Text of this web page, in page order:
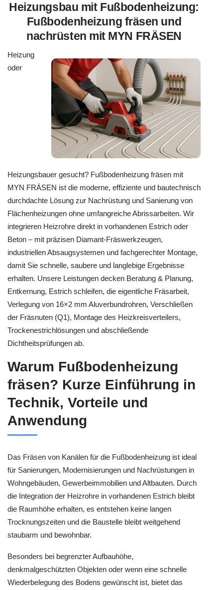
Heizungsbau mit Fußbodenheizung:
Fußbodenheizung fräsen und
nachrüsten mit MYN FRÄSEN
Heizung
oder
Heizungsbauer gesucht? Fußbodenheizung fräsen mit
MYN FRÄSEN ist die moderne, effiziente und bautechnisch
durchdachte Lösung zur Nachrüstung und Sanierung von
Flächenheizungen ohne umfangreiche Abrissarbeiten. Wir
integrieren Heizrohre direkt in vorhandenen Estrich oder
Beton – mit präzisen Diamant-Fräswerkzeugen,
industriellen Absaugsystemen und fachgerechter Montage,
damit Sie schnelle, saubere und langlebige Ergebnisse
erhalten. Unsere Leistungen decken Beratung & Planung,
Entkernung, Estrich schleifen, die eigentliche Fräsarbeit,
Verlegung von 16×2 mm Aluverbundrohren, Verschließen
der Fräsnuten (Q1), Montage des Heizkreisverteilers,
Trockenestrichlösungen und abschließende
Dichtheitsprüfungen ab.
Warum Fußbodenheizung
fräsen? Kurze Einführung in
Technik, Vorteile und
Anwendung
Das Fräsen von Kanälen für die Fußbodenheizung ist ideal
für Sanierungen, Modernisierungen und Nachrüstungen in
Wohngebäuden, Gewerbeimmobilien und Altbauten. Durch
die Integration der Heizrohre in vorhandenen Estrich bleibt
die Raumhöhe erhalten, es entstehen keine langen
Trocknungszeiten und die Baustelle bleibt weitgehend
staubarm und bewohnbar.
Besonders bei begrenzter Aufbauhöhe,
denkmalgeschützten Objekten oder wenn eine schnelle
Wiederbelegung des Bodens gewünscht ist, bietet das